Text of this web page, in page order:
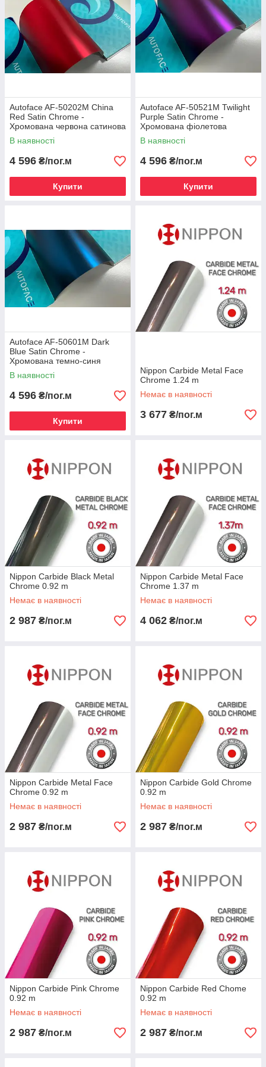
Autoface AF-50202M China
Red Satin Chrome -
Хромована червона сатинова
плівка 1.52 m
В наявності
4 596 ₴/пог.м
Купити
Autoface AF-50521M Twilight
Purple Satin Chrome -
Хромована фіолетова
сатинова плівка 1.52 m
В наявності
4 596 ₴/пог.м
Купити
Autoface AF-50601M Dark
Blue Satin Chrome -
Хромована темно-синя
сатинова плівка 1.52 m
В наявності
4 596 ₴/пог.м
Купити
Nippon Сarbide Metal Face
Chrome 1.24 m
Немає в наявності
3 677 ₴/пог.м
Nippon Сarbide Black Metal
Chrome 0.92 m
Немає в наявності
2 987 ₴/пог.м
Nippon Сarbide Metal Face
Chrome 1.37 m
Немає в наявності
4 062 ₴/пог.м
Nippon Сarbide Metal Face
Chrome 0.92 m
Немає в наявності
2 987 ₴/пог.м
Nippon Сarbide Gold Chrome
0.92 m
Немає в наявності
2 987 ₴/пог.м
Nippon Сarbide Pink Chrome
0.92 m
Немає в наявності
2 987 ₴/пог.м
Nippon Сarbide Red Chome
0.92 m
Немає в наявності
2 987 ₴/пог.м